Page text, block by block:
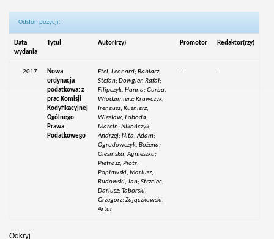
Odsłon pozycji:
Data
wydania
Tytuł Autor(rzy) Promotor Redaktor(rzy)
2017
Nowa
ordynacja
podatkowa: z
prac Komisji
Kodyfikacyjnej
Ogólnego
Prawa
Podatkowego
Etel, Leonard; Babiarz,
Stefan; Dowgier, Rafał;
Filipczyk, Hanna; Gurba,
Włodzimierz; Krawczyk,
Ireneusz; Kuśnierz,
Wiesław; Łoboda,
Marcin; Nikończyk,
Andrzej; Nita, Adam;
Ogrodowczyk, Bożena;
Olesińska, Agnieszka;
Pietrasz, Piotr;
Popławski, Mariusz;
Rudowski, Jan; Strzelec,
Dariusz; Taborski,
Grzegorz; Zajączkowski,
Artur
- -
Odkryj